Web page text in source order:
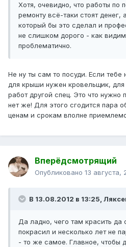
Хотя, очевидно, что работы по
ремонту всё-таки стоят денег,
который бы это сделал и
не слишком дорого - как
проблематично.
Не ну ты сам то посуди. Если тебе
для крыши нужен кровельщик,
работ другой спец. Это что нужно
нет же! Для этого сгодится пара
ценам и срокам вполне
Вперёдсмотрящий
Опубликовано 13 августа,
В 13.08.2012 в 13:25,
Да ладно, чего там красить да
покрасил и несколько лет не
- то же самое. Главное, чтобы